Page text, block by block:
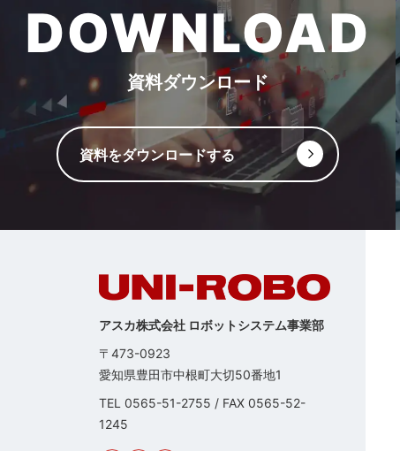
DOWNLOAD
資料ダウンロード
資料をダウンロードする
アスカ株式会社 ロボットシステム事業部
〒473-0923
愛知県豊田市中根町大切50番地1
TEL 0565-51-2755 / FAX 0565-52-
1245